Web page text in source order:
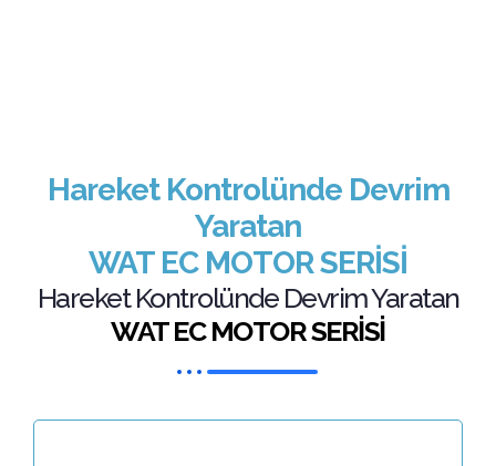
Hareket Kontrolünde Devrim
Yaratan
WAT EC MOTOR SERİSİ
Hareket Kontrolünde Devrim Yaratan
WAT EC MOTOR SERİSİ